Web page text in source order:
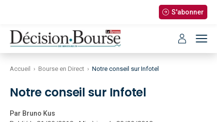
S'abonner
Accueil › Bourse en Direct › Notre conseil sur Infotel
Notre conseil sur Infotel
Par Bruno Kus